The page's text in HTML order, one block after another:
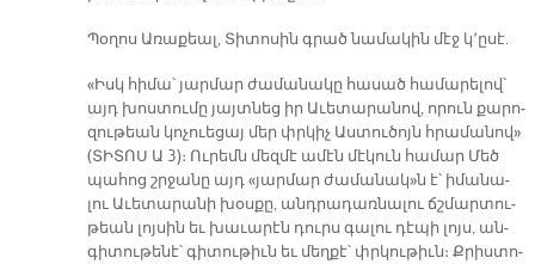
Պօ­ղոս Ա­ռա­քեալ, Տի­տո­սին գրած նա­մա­կին մէջ կ՚ը­սէ.
«Իսկ հի­մա՝ յար­մար ժա­մա­նա­կը հա­սած հա­մա­րե­լով՝
այդ խոս­տու­մը յայտ­նեց իր Ա­ւե­տա­րա­նով, ո­րուն քա­րո­
զու­թեան կո­չուե­ցայ մեր փրկիչ Աս­տու­ծոյն հրա­մա­նով»
(ՏԻ­ՏՈՍ Ա 3)։ Ու­րեմն մեզ­մէ ա­մէն մէ­կուն հա­մար Մեծ
պա­հոց շրջա­նը այդ «յար­մար ժա­մա­նակ»ն է՝ ի­մա­նա­
լու Ա­ւե­տա­րա­նի խօս­քը, անդ­րա­դառ­նա­լու ճշմար­տու­
թեան լոյ­սին եւ խա­ւա­րէն դուրս գա­լու դէ­պի լոյս, ան­
գի­տու­թե­նէ՝ գի­տու­թիւն եւ մեղ­քէ՝ փրկու­թիւն։ Քրիս­տո­